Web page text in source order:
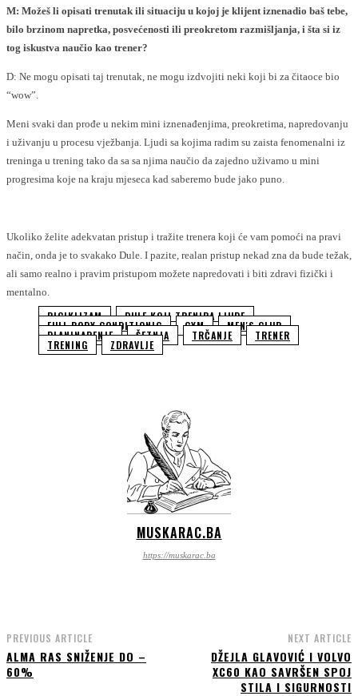
M: Možeš li opisati trenutak ili situaciju u kojoj je klijent iznenadio baš tebe,
bilo brzinom napretka, posvećenosti ili preokretom razmišljanja, i šta si iz
tog iskustva naučio kao trener?
D: Ne mogu opisati taj trenutak, ne mogu izdvojiti neki koji bi za čitaoce bio
“wow”.
Meni svaki dan prođe u nekim mini iznenađenjima, preokretima, napredovanju
i uživanju u procesu vježbanja. Ljudi sa kojima radim su zaista fenomenalni iz
treninga u trening tako da sa sa njima naučio da zajedno uživamo u mini
progresima koje na kraju mjeseca kad saberemo bude jako puno.
Ukoliko želite adekvatan pristup i tražite trenera koji će vam pomoći na pravi
način, onda je to svakako Dule. I pazite, realan pristup nekad zna da bude težak,
ali samo realno i pravim pristupom možete napredovati i biti zdravi fizički i
mentalno.
BICIKLIZAM DULE KOJI TRENIRA LJUDE
FULL BODY CONDITIONIG GYM MEN'S CLUB
PLANINARENJE ŠETNJA TRČANJE TRENER
TRENING ZDRAVLJE
MUSKARAC.BA
https://muskarac.ba
PREVIOUS ARTICLE
ALMA RAS SNIŽENJE DO –
60%
NEXT ARTICLE
DŽEJLA GLAVOVIĆ I VOLVO
XC60 KAO SAVRŠEN SPOJ
STILA I SIGURNOSTI